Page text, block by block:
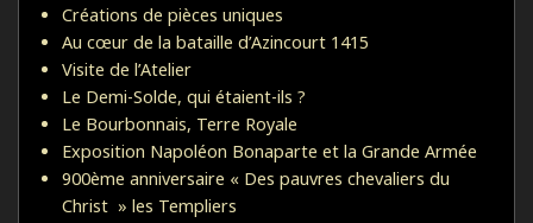
Créations de pièces uniques
Au cœur de la bataille d’Azincourt 1415
Visite de l’Atelier
Le Demi-Solde, qui étaient-ils ?
Le Bourbonnais, Terre Royale
Exposition Napoléon Bonaparte et la Grande Armée
900ème anniversaire « Des pauvres chevaliers du
Christ » les Templiers